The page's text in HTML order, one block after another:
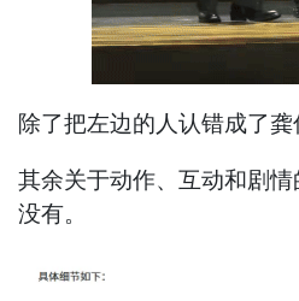
除了把左边的人认错成了龚
其余关于动作、互动和剧
没有。